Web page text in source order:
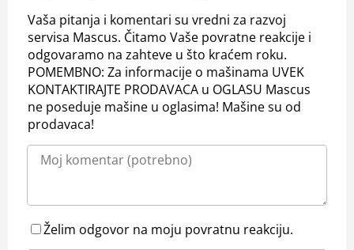
Vaša pitanja i komentari su vredni za razvoj
servisa Mascus. Čitamo Vaše povratne reakcije i
odgovaramo na zahteve u što kraćem roku.
POMEMBNO: Za informacije o mašinama UVEK
KONTAKTIRAJTE PRODAVACA u OGLASU Mascus
ne poseduje mašine u oglasima! Mašine su od
prodavaca!
Želim odgovor na moju povratnu reakciju.